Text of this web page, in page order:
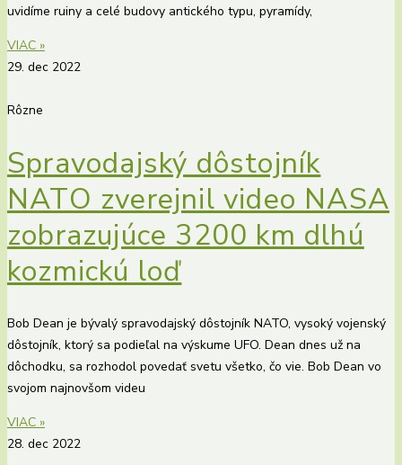
uvidíme ruiny a celé budovy antického typu, pyramídy,
VIAC »
29. dec 2022
Rôzne
Spravodajský dôstojník
NATO zverejnil video NASA
zobrazujúce 3200 km dlhú
kozmickú loď
Bob Dean je bývalý spravodajský dôstojník NATO, vysoký vojenský
dôstojník, ktorý sa podieľal na výskume UFO. Dean dnes už na
dôchodku, sa rozhodol povedať svetu všetko, čo vie. Bob Dean vo
svojom najnovšom videu
VIAC »
28. dec 2022